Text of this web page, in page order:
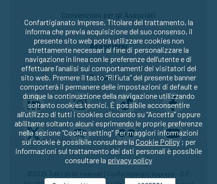
Convenzioni per gli Associati
Associarsi
Seguici su:
©2026 Tutti i diritti riservati | Confartigianato Imprese – C.F.
Confartigianato Imprese, Titolare del trattamento, la
informa che previa acquisizione del suo consenso, il
presente sito web potrà utilizzare cookies non
strettamente necessari al fine di personalizzare la
navigazione in linea con le preferenze dell’utente e di
effettuare l’analisi sui comportamenti dei visitatori del
sito web. Premere il tasto “Rifiuta” del presente banner
comporterà il permanere delle impostazioni di default e
dunque la continuazione della navigazione utilizzando
soltanto cookies tecnici. È possibile acconsentire
all’utilizzo di tutti i cookies cliccando su “Accetta” oppure
abilitarne soltanto alcuni esprimendo le proprie preferenze
nella sezione “Cookie setting” Per maggiori informazioni
sui cookie è possibile consultare la Cookie Policy; per
informazioni sul trattamento dei dati personali è possibile
consultare la privacy policy